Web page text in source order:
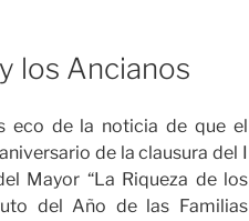
los Ancianos
eco de la noticia de que el
de la clausura del I
Mayor “La Riqueza de los
del Año de las Familias